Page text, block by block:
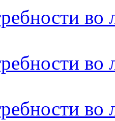
во
во
во